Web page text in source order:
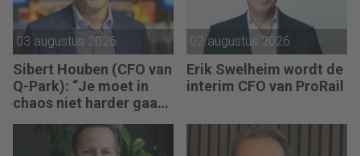
03 augustus 2026
Sibert Houben (CFO van
Q-Park): “Je moet in
chaos niet harder gaan
naar de fundamenten.”
02 augustus 2026
Erik Swelheim wordt de
interim CFO van ProRail